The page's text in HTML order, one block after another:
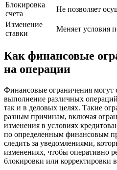
Блокировка
счета
Не позволяет
Изменение
ставки
Меняет условия
Как финансовые
на операции
Финансовые ограничения могут
выполнение различных
так и в деловых целях. Такие
разным причинам, включая
изменения в условиях
по определенным финансовым
следить за уведомлениями,
изменениях, чтобы оперативно
блокировки или корректировки